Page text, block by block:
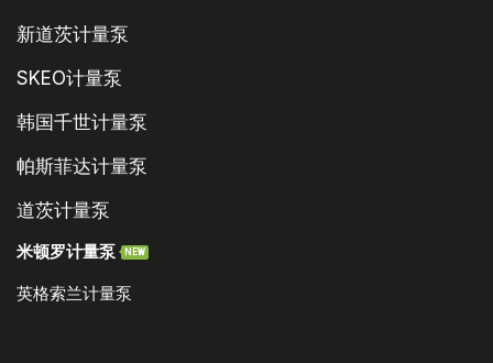
新道茨计量泵
SKEO计量泵
韩国千世计量泵
帕斯菲达计量泵
道茨计量泵
米顿罗计量泵 NEW
英格索兰计量泵